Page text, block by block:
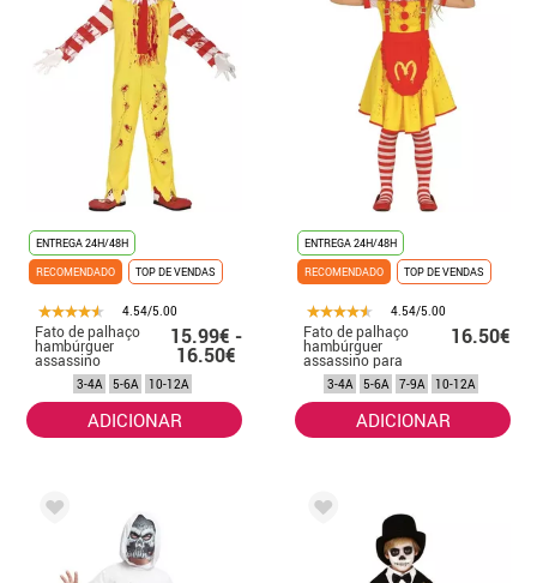
ENTREGA 24H/48H
RECOMENDADO
TOP DE VENDAS
4.54/5.00
Fato de palhaço
hambúrguer
assassino
infantil
15.99€ -
16.50€
3-4A 5-6A 10-12A
ADICIONAR
ENTREGA 24H/48H
RECOMENDADO
TOP DE VENDAS
4.54/5.00
Fato de palhaço
hambúrguer
assassino para
menina
16.50€
3-4A 5-6A 7-9A 10-12A
ADICIONAR